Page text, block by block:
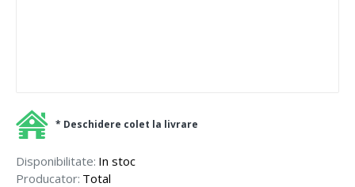
Disponibilitate: In stoc
Producator: Total
* Deschidere colet la livrare